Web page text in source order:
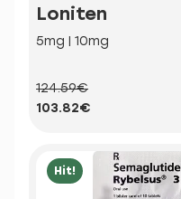
Loniten
5mg | 10mg
124.59€
103.82€
Hit!